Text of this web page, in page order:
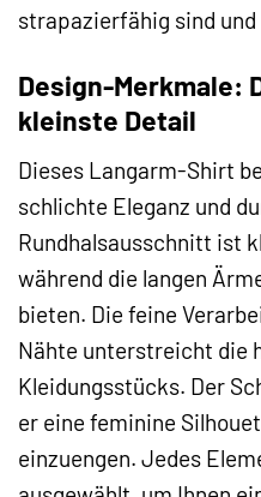
strapazierfähig sind
Design-Merkmale:
kleinste Detail
Dieses Langarm-Shirt
schlichte Eleganz und
Rundhalsausschnitt ist
während die langen
bieten. Die feine
Nähte unterstreicht die
Kleidungsstücks. Der
er eine feminine
einzuengen. Jedes